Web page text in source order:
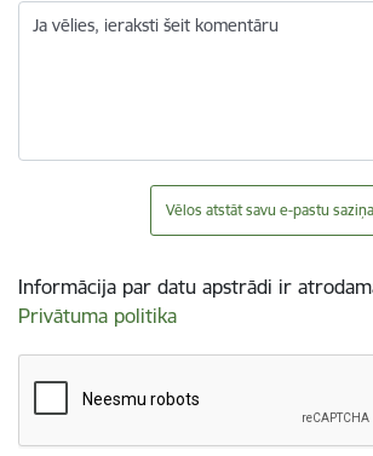
Ja vēlies, ieraksti šeit komentāru
Vēlos atstāt savu e-pastu
Informācija par datu apstrādi ir
Privātuma politika